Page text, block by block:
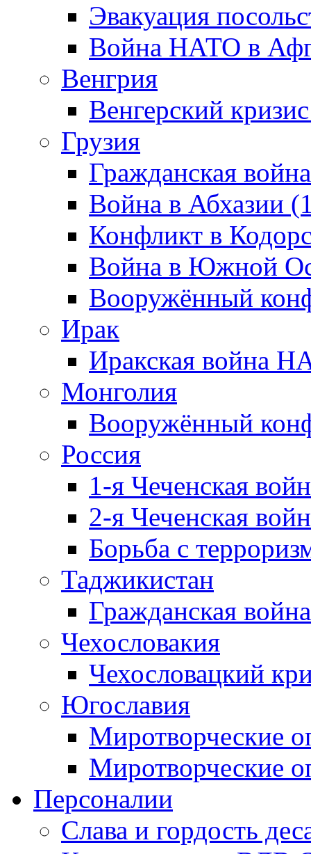
Эвакуация
Война НАТО в
Венгрия
Венгерский
Грузия
Гражданская
Война в Абхазии
Конфликт в
Война в Южной
Вооружённый
Ирак
Иракская война
Монголия
Вооружённый
Россия
1-я Чеченская
2-я Чеченская
Борьба с
Таджикистан
Гражданская
Чехословакия
Чехословацкий
Югославия
Миротворческие
Миротворческие
Персоналии
Слава и гордость